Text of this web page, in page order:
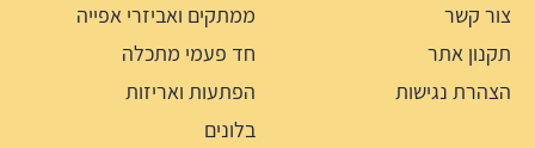
צור קשר
תקנון אתר
הצהרת נגישות
ממתקים ואביזרי אפייה
חד פעמי מתכלה
הפתעות ואריזות
בלונים